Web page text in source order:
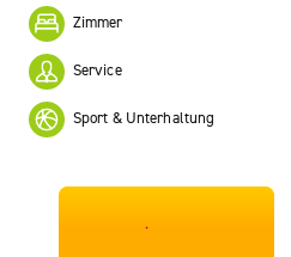
Zimmer
Service
Sport & Unterhaltung
***************